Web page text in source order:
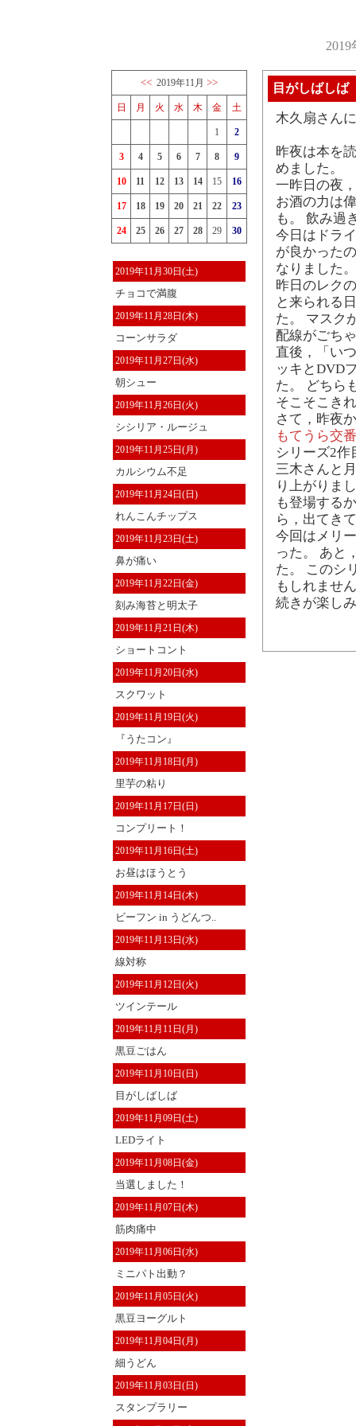
<< 2019年11月 >>
日 月 火 水 木 金 土
1 2
3 4 5 6 7 8 9
10 11 12 13 14 15 16
17 18 19 20 21 22 23
24 25 26 27 28 29 30
2019年11月30日(土)
チョコで満腹
2019年11月28日(木)
コーンサラダ
2019年11月27日(水)
朝シュー
2019年11月26日(火)
シシリア・ルージュ
2019年11月25日(月)
カルシウム不足
2019年11月24日(日)
れんこんチップス
2019年11月23日(土)
鼻が痛い
2019年11月22日(金)
刻み海苔と明太子
2019年11月21日(木)
ショートコント
2019年11月20日(水)
スクワット
2019年11月19日(火)
『うたコン』
2019年11月18日(月)
里芋の粘り
2019年11月17日(日)
コンプリート！
2019年11月16日(土)
お昼はほうとう
2019年11月14日(木)
ビーフン in うどんつ..
2019年11月13日(水)
線対称
2019年11月12日(火)
ツインテール
2019年11月11日(月)
黒豆ごはん
2019年11月10日(日)
目がしばしば
2019年11月09日(土)
LEDライト
2019年11月08日(金)
当選しました！
2019年11月07日(木)
筋肉痛中
2019年11月06日(水)
ミニパト出動？
2019年11月05日(火)
黒豆ヨーグルト
2019年11月04日(月)
細うどん
2019年11月03日(日)
スタンプラリー
目がしばしば
木久扇さん
昨夜は本を
めました。
一昨日の夜
お酒の力は
も。 飲み過
今日はドラ
が良かった
なりました
昨日のレク
と来られる
た。 マスク
配線がごち
直後，「い
ッキとDVD
た。 どちら
そこそこき
さて，昨夜
もてうら交
シリーズ2作
三木さんと
り上がりま
も登場する
ら，出てき
今回はメリ
った。 あと
た。 このシ
もしれませ
続きが楽し